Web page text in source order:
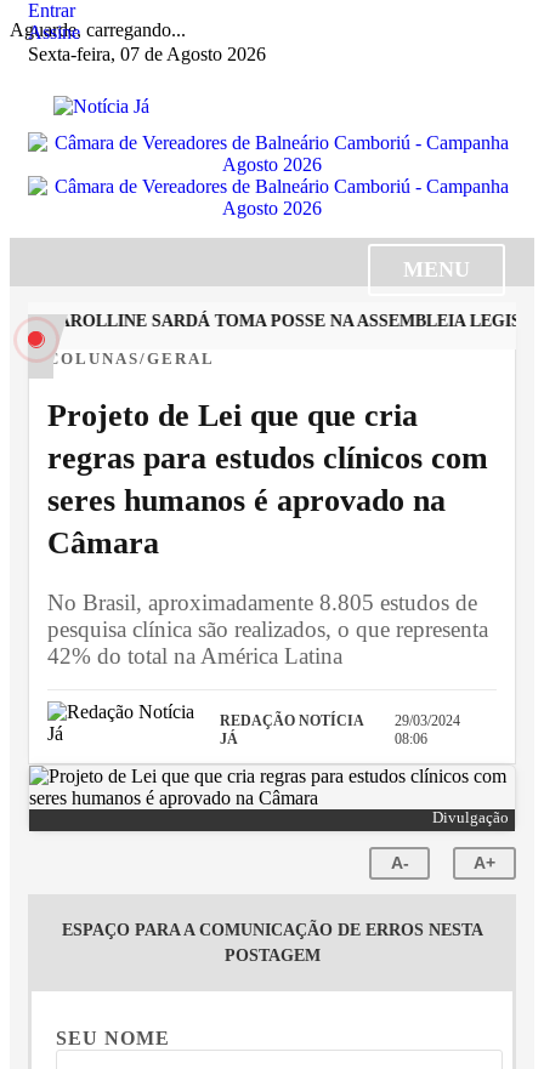
Aguarde, carregando...
Entrar
Assine
Sexta-feira, 07 de Agosto 2026
MENU
CAROLLINE SARDÁ TOMA POSSE NA ASSEMBLEIA
COLUNAS/GERAL
Projeto de Lei que que cria
regras para estudos clínicos com
seres humanos é aprovado na
Câmara
No Brasil, aproximadamente 8.805 estudos de
pesquisa clínica são realizados, o que representa
42% do total na América Latina
REDAÇÃO NOTÍCIA
JÁ
29/03/2024
08:06
Divulgação
A- A+
ESPAÇO PARA A COMUNICAÇÃO DE ERROS NESTA
POSTAGEM
SEU NOME